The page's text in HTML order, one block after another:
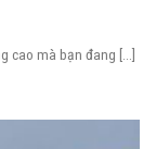
cao mà bạn đang [...]